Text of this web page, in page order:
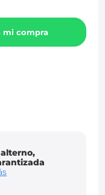
mi compra